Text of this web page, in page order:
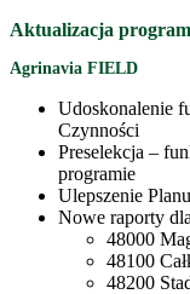
Aktualizacja
Agrinavia FIELD
Udoskonalenie
Czynności
Preselekcja –
programie
Ulepszenie
Nowe raporty
48000
48100
48200